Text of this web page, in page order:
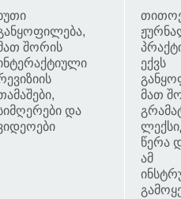
შორის
და
ექვს
მათ
წერა
ამ